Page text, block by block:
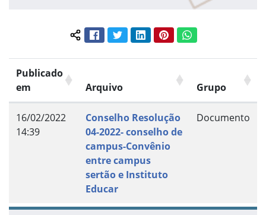
Compartilhar conteúdo:
FacebookTwitterLinkedInPinterestWhatsApp
Publicado
em
Arquivo Grupo
16/02/2022
14:39
Conselho Resolução
04-2022- conselho de
campus-Convênio
entre campus
sertão e Instituto
Educar
Documento